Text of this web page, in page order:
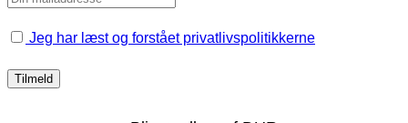
Jeg har læst og forstået privatlivspolitikkerne